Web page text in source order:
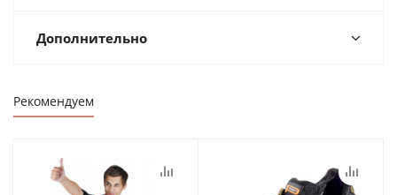
Дополнительно
Рекомендуем